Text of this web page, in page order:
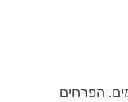
הפרחים